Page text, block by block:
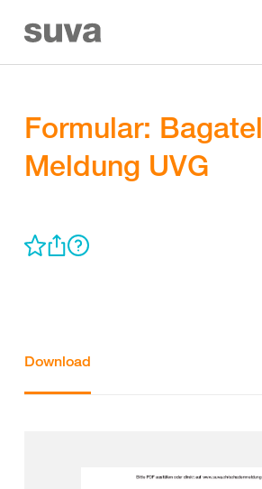
Formular:
Meldung UVG
Download